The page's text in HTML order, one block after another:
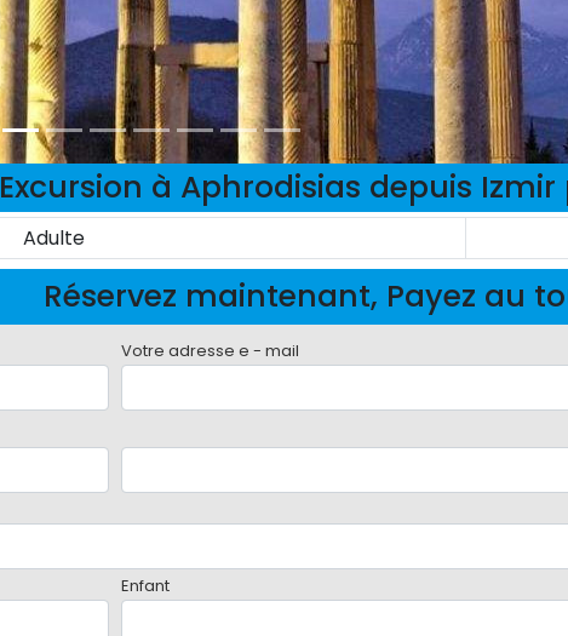
Excursion à Aphrodisias depuis Izmir
Adulte
Réservez maintenant, Payez au
Votre adresse e - mail
Enfant